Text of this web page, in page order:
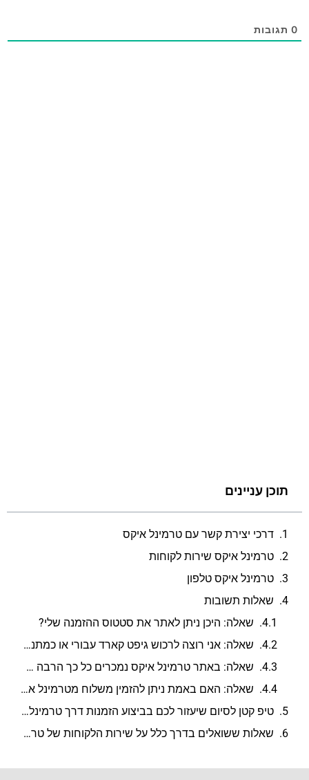
0 תגובות
תוכן עניינים
דרכי יצירת קשר עם טרמינל איקס
טרמינל איקס שירות לקוחות
טרמינל איקס טלפון
שאלות תשובות
שאלה: היכן ניתן לאתר את סטטוס ההזמנה שלי?
שאלה: אני רוצה לרכוש גיפט קארד עבורי או כמתנה לאחרים, איך ניתן לעשות זאת?
שאלה: באתר טרמינל איקס נמכרים כל כך הרבה מותגים, איפה אפשר למצוא את הרשימה המלאה?
שאלה: האם באמת ניתן להזמין משלוח מטרמינל איקס ולקבל אותו ביום למחרת?
טיפ קטן לסיום שיעזור לכם בביצוע הזמנות דרך טרמינל איקס
שאלות ששואלים בדרך כלל על שירות הלקוחות של טרמינל איקס (Terminal X)